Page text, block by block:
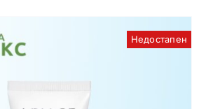
Недостапен